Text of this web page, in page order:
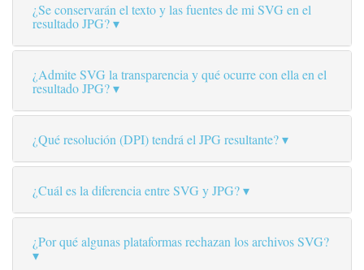
¿Se conservarán el texto y las fuentes de mi SVG en el
resultado JPG?
¿Admite SVG la transparencia y qué ocurre con ella en el
resultado JPG?
¿Qué resolución (DPI) tendrá el JPG resultante?
¿Cuál es la diferencia entre SVG y JPG?
¿Por qué algunas plataformas rechazan los archivos SVG?